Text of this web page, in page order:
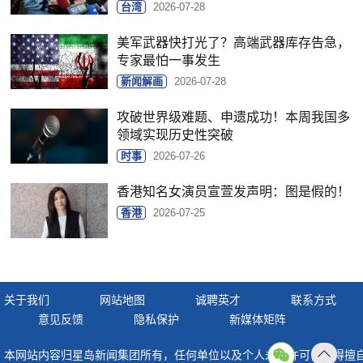
台湾 2026-07-28
美军武器快打光了？高端武器库存告急，
专家最怕一事发生
新闻解画 2026-07-28
攻破世界级难题、申遗成功！本周我国多
领域实现历史性突破
时事 2026-07-26
香港知名女演员宣萱发声明：图是假的！
香港 2026-07-25
关于我们 网站地图 诚聘英才
联系方式
意见反馈
隐私保护 新媒体矩阵
本网站内容归星岛新闻集团所有，任何单位以及个人未经许可，不得擅